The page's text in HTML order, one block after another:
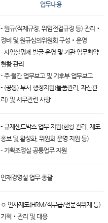
업무내용
- 원규(직제규정, 위임전결규정 등) 관리‧
정비 및 원규심의위원회 구성‧운영
- 사업실명제 발굴·운영 및 기관 업무협약
현황 관리
- 주·월간 업무보고 및 기후부 업무보고
- (공통) 부서 행정지원(물품관리, 자산관
리) 및 서무관련 사항
- 규제샌드박스 업무 지원(현황 관리, 제도
홍보 및 활성화, 위원회 운영 지원 등)
- 기획조정실 공통업무 지원
인재경영실 업무 총괄
◦ 인사제도(HRM/직무급/전문직위제 등)
기획‧관리 및 대응